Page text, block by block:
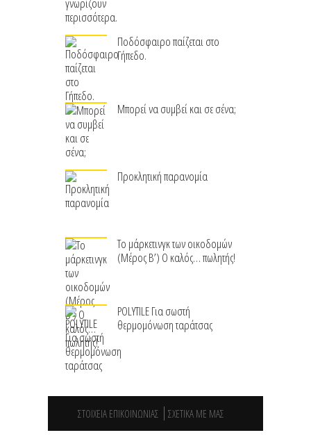
Ποδόσφαιρο παίζεται στο
Γήπεδο.
Μπορεί να συμβεί και σε σένα;
Προκλητική παρανομία
Το μάρκετινγκ των οικοδομών
(Μέρος Β’) Ο καλός… πωλητής!
POLYTILE Για σωστή
θερμομόνωση ταράτσας
ΣΤΟΙΧΕΙΑ ΕΠΙΚΟΙΝΩΝΙΑΣ ΣΧΕΤΙΚΑ ΜΕ ΜΑΣ